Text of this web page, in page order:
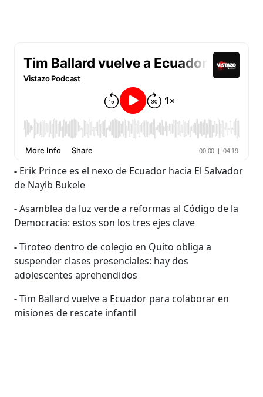
- Erik Prince es el nexo de Ecuador hacia El Salvador
de Nayib Bukele
-Asamblea da luz verde a reformas al Código de la
Democracia: estos son los tres ejes clave
-Tiroteo dentro de colegio en Quito obliga a
suspender clases presenciales: hay dos
adolescentes aprehendidos
-Tim Ballard vuelve a Ecuador para colaborar en
misiones de rescate infantil